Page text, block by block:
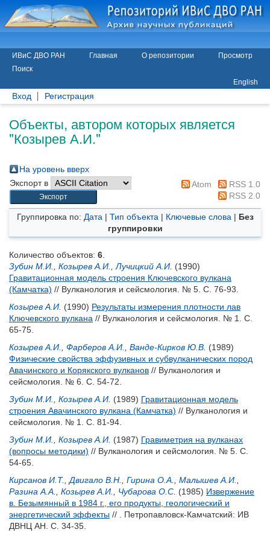
ИВиС ДВО РАН Главная О репозитории
Просмотр
Поиск
English
Вход Регистрация
Объекты, автором которых является
"Козырев А.И."
На уровень вверх
Экспорт в
Atom
RSS 1.0
RSS 2.0
Группировка по: Дата | Тип объекта | Ключевые слова | Без
группировки
Количество объектов: 6
Зубин М.И.
Козырев А.И. Лучицкий А.И. (1990)
Гравитационная модель строения Ключевского вулкана
(Камчатка) // Вулканология и сейсмология. № 5. С. 76-93.
Козырев А.И. (1990) Результаты измерения плотности лав
Ключевского вулкана // Вулканология и сейсмология. № 1. С.
65-75.
Козырев А.И.
Фарберов А.И. Ванде-Кирков Ю.В. (1989)
Физические свойства эффузивных и субвулканических пород
Авачинского и Корякского вулканов // Вулканология и
сейсмология. № 6. С. 54-72.
Зубин М.И.
Козырев А.И. (1989) Гравитационная модель
строения Авачинского вулкана (Камчатка) // Вулканология и
сейсмология. № 1. С. 81-94.
Зубин М.И.
Козырев А.И. (1987) Гравиметрия на вулканах
(вопросы методики) // Вулканология и сейсмология. № 5. С.
54-65.
Кирсанов И.Т.
Двигало В.Н. Гирина О.А. Малышев А.И.
Разина А.А.
Козырев А.И. Чубарова О.С. (1985) Извержение
в. Безымянный в 1984 г., его продукты, геологический и
энергетический эффекты // . Петропавловск-Камчатский: ИВ
ДВНЦ АН. С. 34-35.